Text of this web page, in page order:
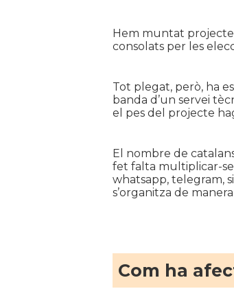
Hem muntat
consolats per les
Tot plegat, però, ha
banda d’un servei
el pes del projecte
El nombre de
fet falta multiplicar-se
whatsapp, telegram,
s’organitza de
Com ha